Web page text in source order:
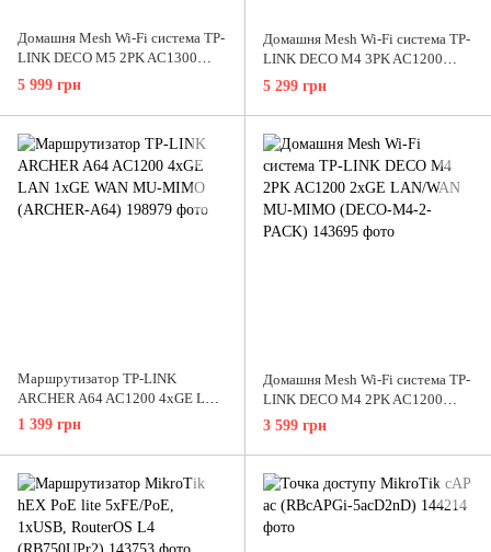
Домашня Mesh Wi-Fi система TP-
LINK DECO M5 2PK AC1300
1xGE LAN 1xGE WAN MU-MIMO
(DECO-M5-2-PACK)
5 999 грн
Домашня Mesh Wi-Fi система TP-
LINK DECO M4 3PK AC1200
2xGE LAN/WAN MU-MIMO
(DECO-M4-3-PACK)
5 299 грн
Маршрутизатор TP-LINK
ARCHER A64 AC1200 4xGE LAN
1xGE WAN MU-MIMO
(ARCHER-A64)
1 399 грн
Домашня Mesh Wi-Fi система TP-
LINK DECO M4 2PK AC1200
2xGE LAN/WAN MU-MIMO
(DECO-M4-2-PACK)
3 599 грн